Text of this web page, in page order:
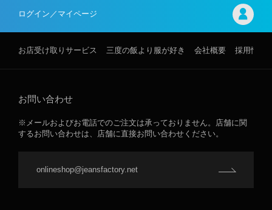
ログイン／マイページ
お店受け取りサービス 三度の飯より服が好き 会社概要 採用情報
お問い合わせ
※メールおよびお電話でのご注文は承っておりません。店舗に関
するお問い合わせは、店舗に直接お問い合わせください。
onlineshop@jeansfactory.net